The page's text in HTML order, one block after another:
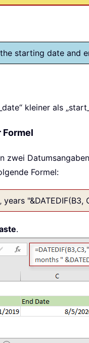
starting date and
kleiner als
zwei
Formel:
years
.